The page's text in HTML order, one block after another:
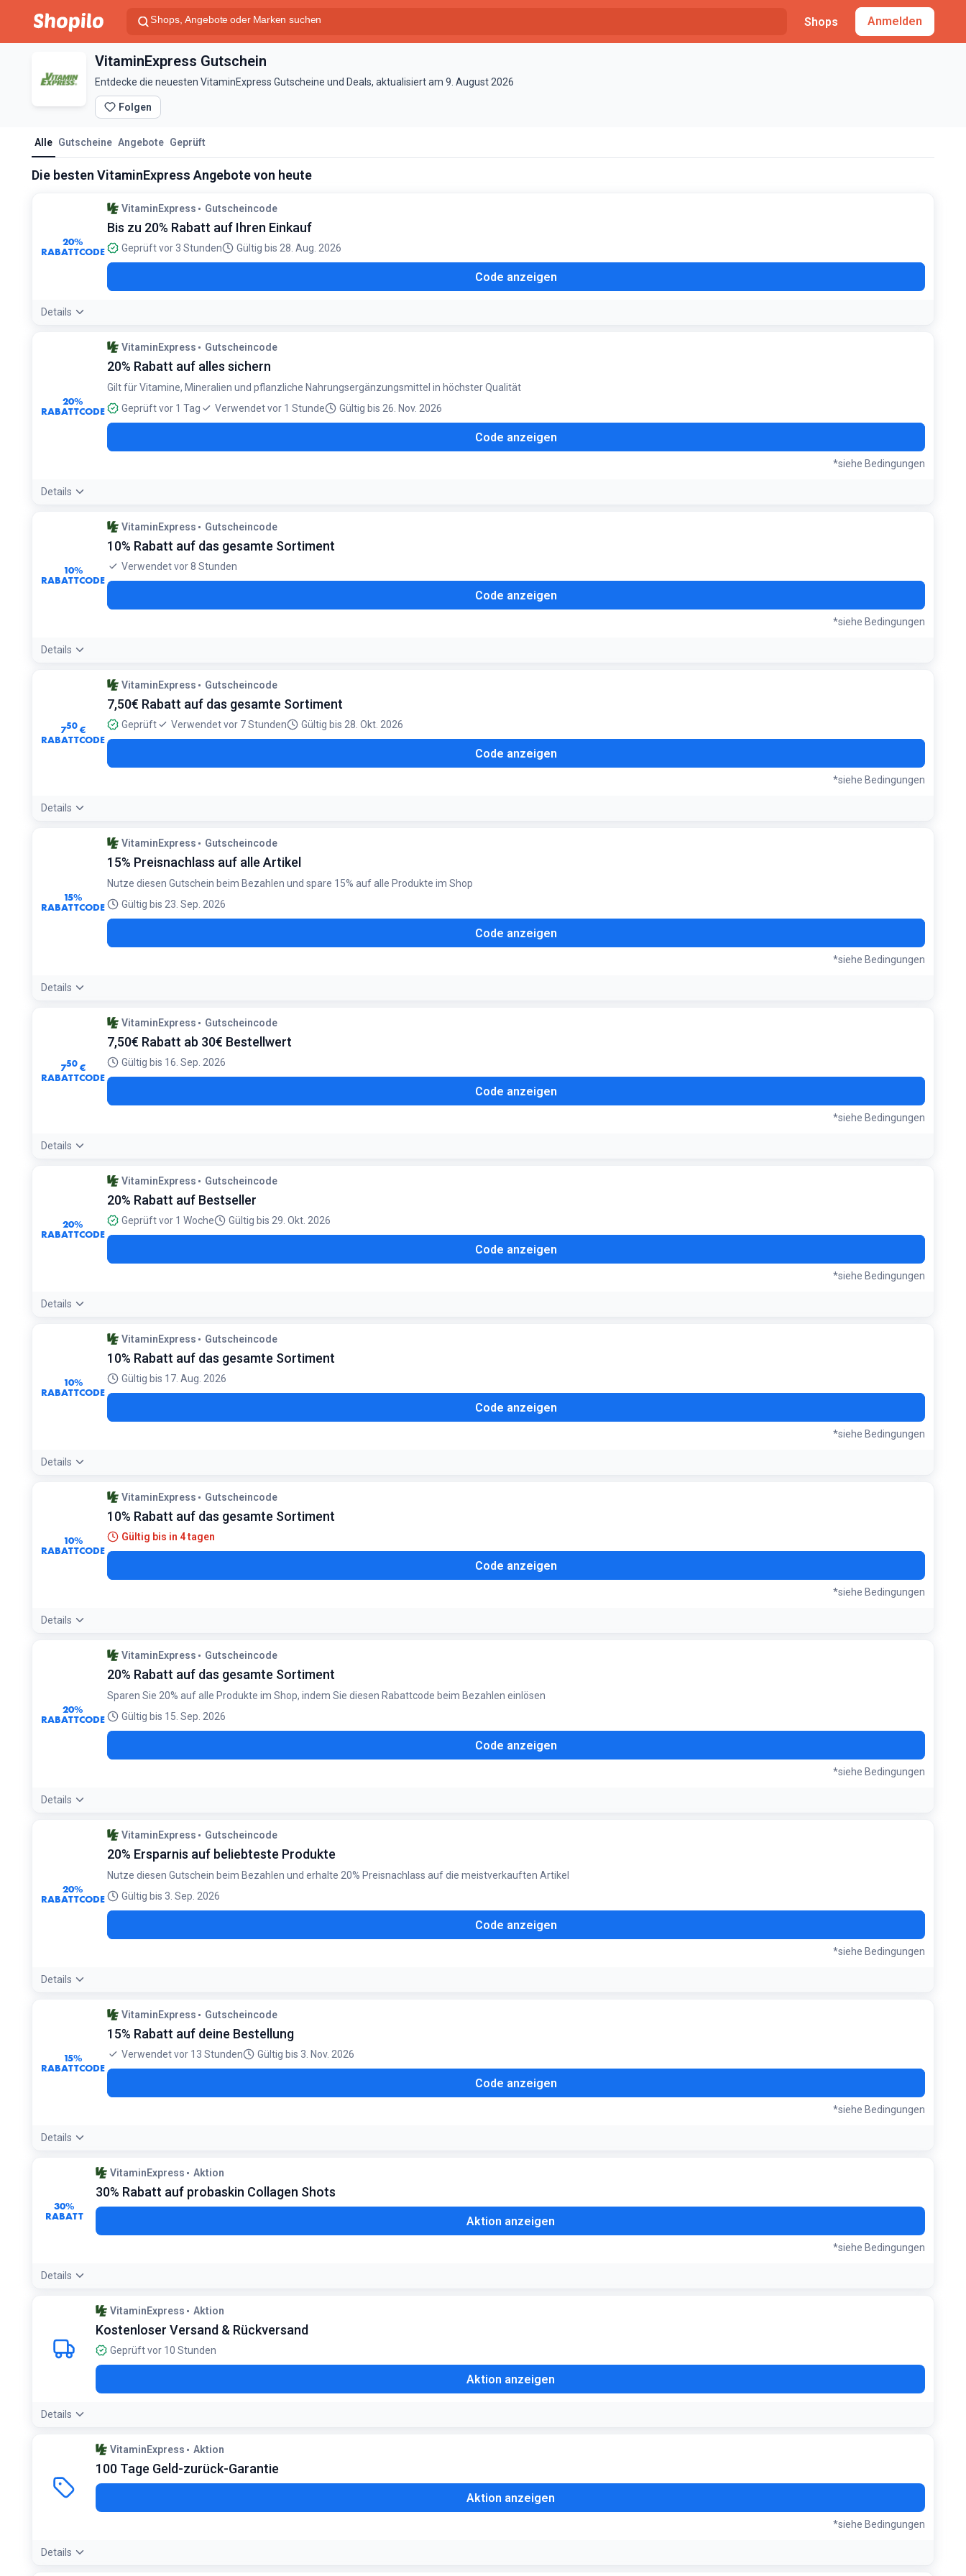
Shops Anmelden
VitaminExpress Gutschein
Entdecke die neuesten VitaminExpress Gutscheine und Deals, aktualisiert am 9. August 2026
Folgen
Alle Gutscheine Angebote Geprüft
Die besten VitaminExpress Angebote von heute
20%
RABATTCODE
VitaminExpress Gutscheincode
Bis zu 20% Rabatt auf Ihren Einkauf
Geprüft vor 3 Stunden Gültig bis 28. Aug. 2026
Code anzeigen
Details
20%
RABATTCODE
VitaminExpress Gutscheincode
20% Rabatt auf alles sichern
Gilt für Vitamine, Mineralien und pflanzliche Nahrungsergänzungsmittel in höchster Qualität
Geprüft vor 1 Tag
Verwendet vor 1 Stunde Gültig bis 26. Nov. 2026
Code anzeigen
*siehe Bedingungen
Details
Nicht mit anderen Aktionen oder Rabatten kombinierbar. Pro Kunde nur einmal einlösbar
10%
RABATTCODE
VitaminExpress Gutscheincode
10% Rabatt auf das gesamte Sortiment
Verwendet vor 8 Stunden
Code anzeigen
*siehe Bedingungen
Details
Angebotsdetails:Nutzen Sie diesen Code für Produkte, die nicht bereits durch Mengenrabatte oder das Spar-Abo reduziert sind, um maximal zu sparen
Nicht mit anderen Rabatten oder Aktionscodes kombinierbar
750€
RABATTCODE
VitaminExpress Gutscheincode
7,50€ Rabatt auf das gesamte Sortiment
Geprüft Verwendet vor 7 Stunden Gültig bis 28. Okt. 2026
Code anzeigen
*siehe Bedingungen
Details
Ab 30€ Bestellwert gültig. Nur einmal pro Kunde nutzbar und nicht mit weiteren Angeboten kombinierbar
15%
RABATTCODE
VitaminExpress Gutscheincode
15% Preisnachlass auf alle Artikel
Nutze diesen Gutschein beim Bezahlen und spare 15% auf alle Produkte im Shop
Gültig bis 23. Sep. 2026
Code anzeigen
*siehe Bedingungen
Details
Gilt nicht in Verbindung mit anderen Rabatten
750€
RABATTCODE
VitaminExpress Gutscheincode
7,50€ Rabatt ab 30€ Bestellwert
Gültig bis 16. Sep. 2026
Code anzeigen
*siehe Bedingungen
Details
Mindestbestellwert: 30€
20%
RABATTCODE
VitaminExpress Gutscheincode
20% Rabatt auf Bestseller
Geprüft vor 1 Woche Gültig bis 29. Okt. 2026
Code anzeigen
*siehe Bedingungen
Details
Nur einmal pro Person nutzbar und nicht mit weiteren Angeboten kombinierbar. Bei Retouren erfolgt eine anteilige Verrechnung des Rabatts
10%
RABATTCODE
VitaminExpress Gutscheincode
10% Rabatt auf das gesamte Sortiment
Gültig bis 17. Aug. 2026
Code anzeigen
*siehe Bedingungen
Details
Gilt nicht in Verbindung mit anderen Rabatten
10%
RABATTCODE
VitaminExpress Gutscheincode
10% Rabatt auf das gesamte Sortiment
Gültig bis in 4 tagen
Code anzeigen
*siehe Bedingungen
Details
Gilt nicht in Verbindung mit anderen Rabatten. Angebot gültig solange der Vorrat reicht
20%
RABATTCODE
VitaminExpress Gutscheincode
20% Rabatt auf das gesamte Sortiment
Sparen Sie 20% auf alle Produkte im Shop, indem Sie diesen Rabattcode beim Bezahlen einlösen
Gültig bis 15. Sep. 2026
Code anzeigen
*siehe Bedingungen
Details
Angebot gültig, solange der Vorrat reicht
20%
RABATTCODE
VitaminExpress Gutscheincode
20% Ersparnis auf beliebteste Produkte
Nutze diesen Gutschein beim Bezahlen und erhalte 20% Preisnachlass auf die meistverkauften Artikel
Gültig bis 3. Sep. 2026
Code anzeigen
*siehe Bedingungen
Details
Beschränkt auf Bestseller-Produkte. Angebot gültig solange der Vorrat reicht
15%
RABATTCODE
VitaminExpress Gutscheincode
15% Rabatt auf deine Bestellung
Verwendet vor 13 Stunden Gültig bis 3. Nov. 2026
Code anzeigen
*siehe Bedingungen
Details
Bedingungen:
Nur einmal pro Kunde einlösbar. Nicht mit anderen Rabatten kombinierbar
30%
RABATT
VitaminExpress Aktion
30% Rabatt auf probaskin Collagen Shots
Aktion anzeigen
*siehe Bedingungen
Details
Angebotsdetails:
Achten Sie auf das Mindesthaltbarkeitsdatum, da dieser hohe Rabatt oft bei zeitnahem Ablauf gewährt wird
Bedingungen:
Nur solange der Vorrat reicht
VitaminExpress Aktion
Kostenloser Versand & Rückversand
Geprüft vor 10 Stunden
Aktion anzeigen
Details
Angebotsdetails: VitaminExpress bietet in der Regel ab einem gewissen Bestellwert kostenlosen Versand an, was die Ersparnis bei größeren Vorratskäufen erhöht
VitaminExpress Aktion
100 Tage Geld-zurück-Garantie
Aktion anzeigen
*siehe Bedingungen
Details